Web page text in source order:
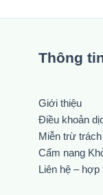
Thông
Giới thiệu
Điều khoản
Miễn trừ
Cẩm nang
Liên hệ – hợp